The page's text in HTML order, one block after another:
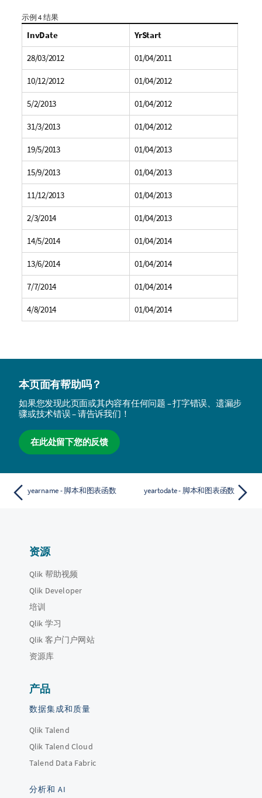
示例 4 结果
InvDate YrStart
28/03/2012 01/04/2011
10/12/2012 01/04/2012
5/2/2013 01/04/2012
31/3/2013 01/04/2012
19/5/2013 01/04/2013
15/9/2013 01/04/2013
11/12/2013 01/04/2013
2/3/2014 01/04/2013
14/5/2014 01/04/2014
13/6/2014 01/04/2014
7/7/2014 01/04/2014
4/8/2014 01/04/2014
本页面有帮助吗？
如果您发现此页面或其内容有任何问题 – 打字错误、遗漏步
骤或技术错误 – 请告诉我们！
在此处留下您的反馈
yearname - 脚本和图表函数 yeartodate - 脚本和图表函数
资源
Qlik 帮助视频
Qlik Developer
培训
Qlik 学习
Qlik 客户门户网站
资源库
产品
数据集成和质量
Qlik Talend
Qlik Talend Cloud
Talend Data Fabric
分析和 AI